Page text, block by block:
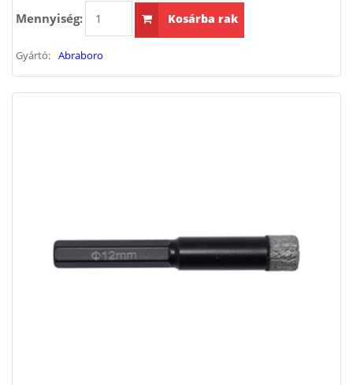
Mennyiség: Kosárba rak
Gyártó: Abraboro